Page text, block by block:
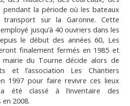
pendant la période où les bateaux
sur la Garonne. Cette
jusqu’à 40 ouvriers dans les
le début des années 60, Les
finalement fermés en 1985 et
mairie du Tourne décide alors de
et l’association Les Chantiers
1997 pour faire revivre ces lieux
été classé à l’inventaire des
2008.